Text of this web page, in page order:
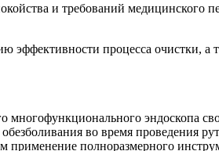
и требований медицинского
эффективности процесса очистки,
многофункционального эндоскопа
во время проведения
применение полноразмерного